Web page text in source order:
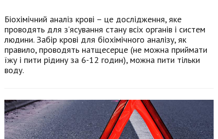
Біохімічний аналіз крові – це дослідження, яке
проводять для з’ясування стану всіх органів і систем
людини. Забір крові для біохімічного аналізу, як
правило, проводять натщесерце (не можна приймати
їжу і пити рідину за 6-12 годин), можна пити тільки
воду.